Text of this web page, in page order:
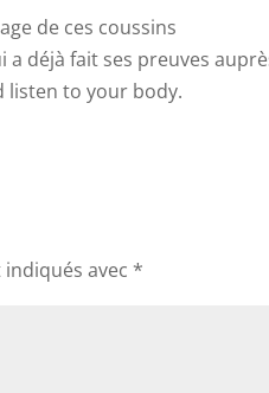
de ces coussins
a déjà fait ses preuves
listen to your body.
avec *